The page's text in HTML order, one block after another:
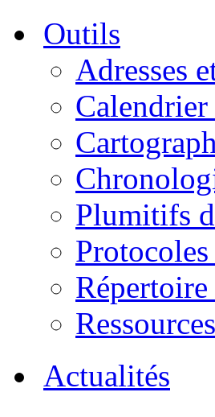
Outils
Adresses
Calendrier
Plumitifs
Actualités